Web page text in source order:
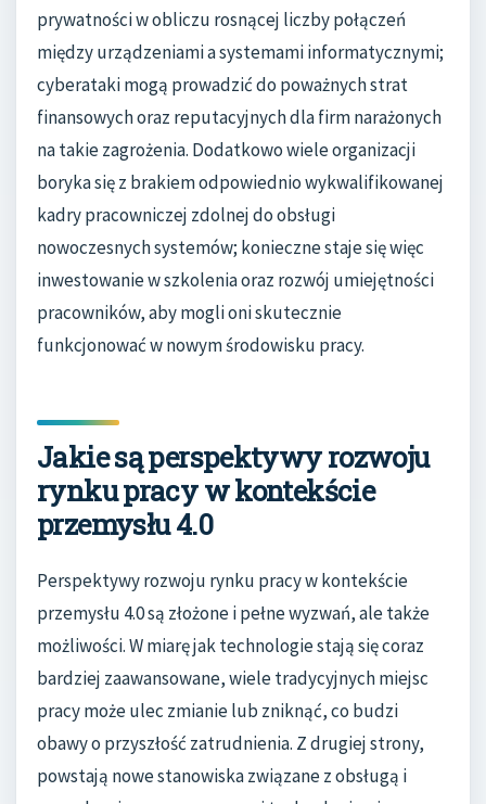
prywatności w obliczu rosnącej liczby połączeń
między urządzeniami a systemami informatycznymi;
cyberataki mogą prowadzić do poważnych strat
finansowych oraz reputacyjnych dla firm narażonych
na takie zagrożenia. Dodatkowo wiele organizacji
boryka się z brakiem odpowiednio wykwalifikowanej
kadry pracowniczej zdolnej do obsługi
nowoczesnych systemów; konieczne staje się więc
inwestowanie w szkolenia oraz rozwój umiejętności
pracowników, aby mogli oni skutecznie
funkcjonować w nowym środowisku pracy.
Jakie są perspektywy rozwoju
rynku pracy w kontekście
przemysłu 4.0
Perspektywy rozwoju rynku pracy w kontekście
przemysłu 4.0 są złożone i pełne wyzwań, ale także
możliwości. W miarę jak technologie stają się coraz
bardziej zaawansowane, wiele tradycyjnych miejsc
pracy może ulec zmianie lub zniknąć, co budzi
obawy o przyszłość zatrudnienia. Z drugiej strony,
powstają nowe stanowiska związane z obsługą i